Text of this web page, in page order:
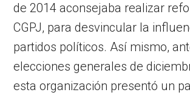
de 2014 aconsejaba realizar
CGPJ, para desvincular la
partidos políticos. Así mismo,
elecciones generales de
esta organización presentó un